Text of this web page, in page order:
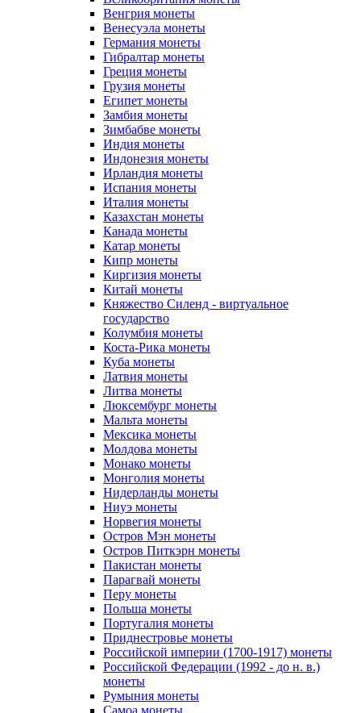
Венгрия монеты
Венесуэла монеты
Германия монеты
Гибралтар монеты
Греция монеты
Грузия монеты
Египет монеты
Замбия монеты
Зимбабве монеты
Индия монеты
Индонезия монеты
Ирландия монеты
Испания монеты
Италия монеты
Казахстан монеты
Канада монеты
Катар монеты
Кипр монеты
Киргизия монеты
Китай монеты
Княжество Силенд - виртуальное
государство
Колумбия монеты
Коста-Рика монеты
Куба монеты
Латвия монеты
Литва монеты
Люксембург монеты
Мальта монеты
Мексика монеты
Молдова монеты
Монако монеты
Монголия монеты
Нидерланды монеты
Ниуэ монеты
Норвегия монеты
Остров Мэн монеты
Остров Питкэрн монеты
Пакистан монеты
Парагвай монеты
Перу монеты
Польша монеты
Португалия монеты
Приднестровье монеты
Российской империи (1700-1917) монеты
Российской Федерации (1992 - до н. в.)
монеты
Румыния монеты
Самоа монеты